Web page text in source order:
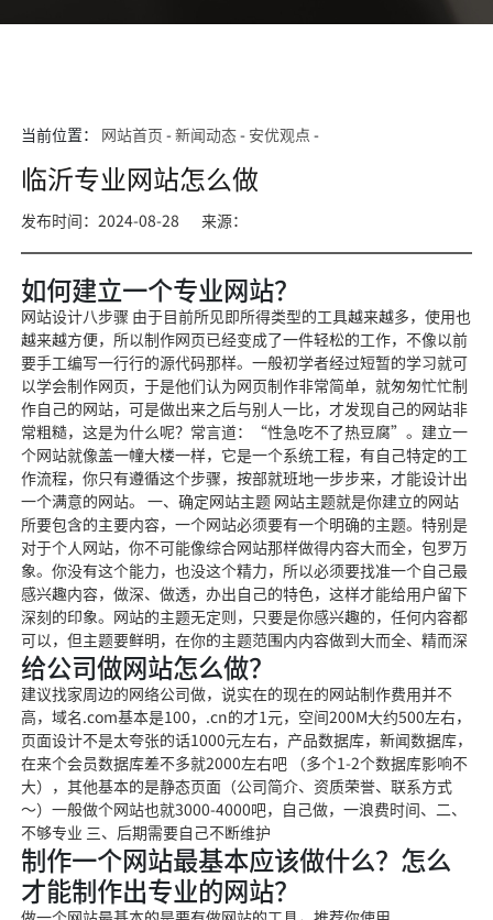
当前位置： 网站首页 -新闻动态- 安优观点 -
临沂专业网站怎么做
发布时间：2024-08-28 来源：
如何建立一个专业网站？
网站设计八步骤 由于目前所见即所得类型的工具越来越多，使用也
越来越方便，所以制作网页已经变成了一件轻松的工作，不像以前
要手工编写一行行的源代码那样。一般初学者经过短暂的学习就可
以学会制作网页，于是他们认为网页制作非常简单，就匆匆忙忙制
作自己的网站，可是做出来之后与别人一比，才发现自己的网站非
常粗糙，这是为什么呢？常言道：“性急吃不了热豆腐”。建立一
个网站就像盖一幢大楼一样，它是一个系统工程，有自己特定的工
作流程，你只有遵循这个步骤，按部就班地一步步来，才能设计出
一个满意的网站。 一、确定网站主题 网站主题就是你建立的网站
所要包含的主要内容，一个网站必须要有一个明确的主题。特别是
对于个人网站，你不可能像综合网站那样做得内容大而全，包罗万
象。你没有这个能力，也没这个精力，所以必须要找准一个自己最
感兴趣内容，做深、做透，办出自己的特色，这样才能给用户留下
深刻的印象。网站的主题无定则，只要是你感兴趣的，任何内容都
可以，但主题要鲜明，在你的主题范围内内容做到大而全、精而深
给公司做网站怎么做？
建议找家周边的网络公司做，说实在的现在的网站制作费用并不
高，域名.com基本是100，.cn的才1元，空间200M大约500左右，
页面设计不是太夸张的话1000元左右，产品数据库，新闻数据库，
在来个会员数据库差不多就2000左右吧 （多个1-2个数据库影响不
大），其他基本的是静态页面（公司简介、资质荣誉、联系方式
～）一般做个网站也就3000-4000吧，自己做，一浪费时间、二、
不够专业 三、后期需要自己不断维护
制作一个网站最基本应该做什么？怎么
才能制作出专业的网站？